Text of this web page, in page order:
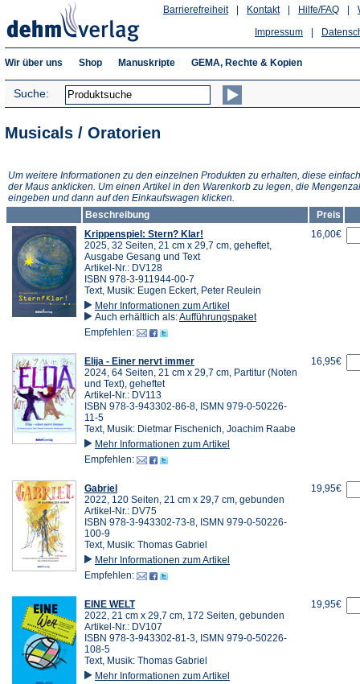
Hilfe/FAQ
Kontakt
Barrierefreiheit
Impressum
Wir über uns Shop Manuskripte GEMA, Rechte & Kopien
Suche:
Musicals / Oratorien
Um weitere Informationen zu den einzelnen Produkten zu erhalten, diese
der Maus anklicken. Um einen Artikel in den Warenkorb zu legen, die
eingeben und dann auf den Einkaufswagen klicken.
Beschreibung
Preis
Krippenspiel: Stern? Klar!
2025, 32 Seiten, 21 cm x 29,7 cm, geheftet,
Ausgabe Gesang und Text
Artikel-Nr.: DV128
ISBN 978-3-911944-00-7
Text, Musik: Eugen Eckert, Peter Reulein
Mehr Informationen zum Artikel
Auch erhältlich als:Aufführungspaket
Empfehlen:
16,00€
Elija - Einer nervt immer
2024, 64 Seiten, 21 cm x 29,7 cm, Partitur (Noten
und Text), geheftet
Artikel-Nr.: DV113
ISBN 978-3-943302-86-8, ISMN 979-0-50226-
11-5
Text, Musik: Dietmar Fischenich, Joachim Raabe
Mehr Informationen zum Artikel
Empfehlen:
16,95€
Gabriel
2022, 120 Seiten, 21 cm x 29,7 cm, gebunden
Artikel-Nr.: DV75
ISBN 978-3-943302-73-8, ISMN 979-0-50226-
100-9
Text, Musik: Thomas Gabriel
Mehr Informationen zum Artikel
Empfehlen:
19,95€
EINE WELT
2022, 21 cm x 29,7 cm, 172 Seiten, gebunden
Artikel-Nr.: DV107
ISBN 978-3-943302-81-3, ISMN 979-0-50226-
108-5
Text, Musik: Thomas Gabriel
Mehr Informationen zum Artikel
19,95€